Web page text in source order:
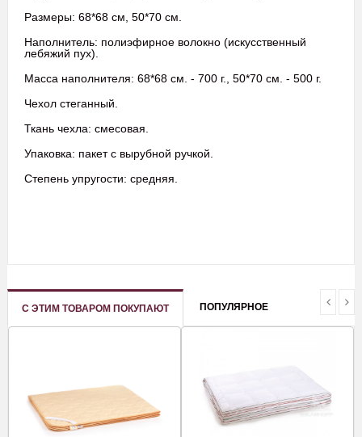
Размеры: 68*68 см, 50*70 см.
Наполнитель: полиэфирное волокно (искусственный
лебяжий пух).
Масса наполнителя: 68*68 см. - 700 г., 50*70 см. - 500 г.
Чехол стеганный.
Ткань чехла: смесовая.
Упаковка: пакет с вырубной ручкой.
Степень упругости: средняя.
С ЭТИМ ТОВАРОМ ПОКУПАЮТ ПОПУЛЯРНОЕ